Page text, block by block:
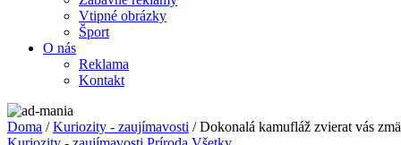
Vtipné obrázky
Šport
O nás
Reklama
Kontakt
Doma /Kuriozity - zaujímavosti / Dokonalá kamufláž zvierat vás